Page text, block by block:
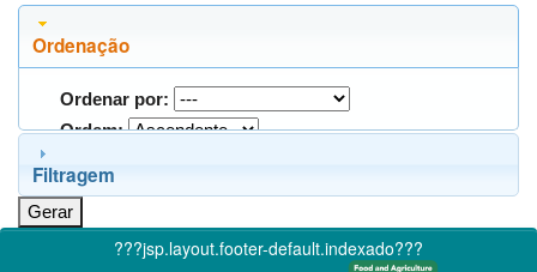
Ordenação
Ordenar por:
Ordem:
Filtragem
???jsp.layout.footer-default.indexado???